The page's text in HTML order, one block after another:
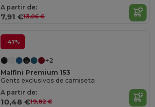
A partir de:
7,91 €13,06 €
-47%
+2
Malfini Premium 153
Gents exclusivos de camiseta
A partir de:
10,48 €19,82 €